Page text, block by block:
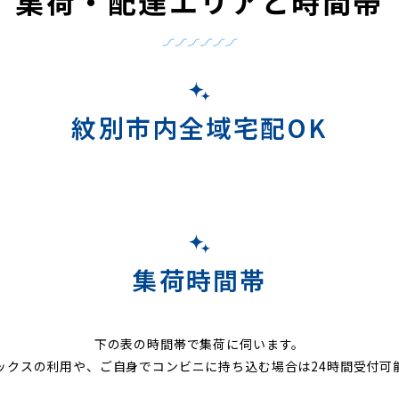
紋別市内全域宅配OK
集荷時間帯
下の表の時間帯で集荷に伺います。
クスの利用や、ご自身でコンビニに持ち込む場合は24時間受付可